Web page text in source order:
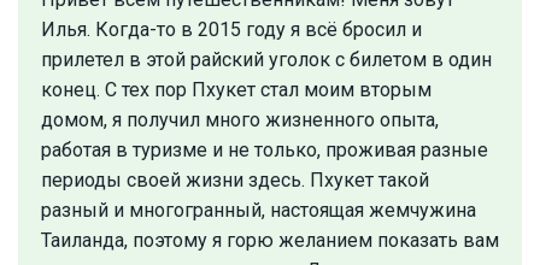
Илья. Когда-то в 2015 году я всё бросил и
прилетел в этой райский уголок с билетом в один
конец. С тех пор Пхукет стал моим вторым
домом, я получил много жизненного опыта,
работая в туризме и не только, проживая разные
периоды своей жизни здесь. Пхукет такой
разный и многогранный, настоящая жемчужина
Таиланда, поэтому я горю желанием показать вам